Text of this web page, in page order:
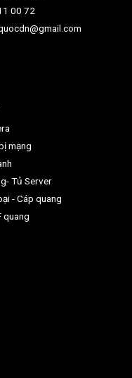
00 72
mạng
Tủ Server
- Cáp quang
quang